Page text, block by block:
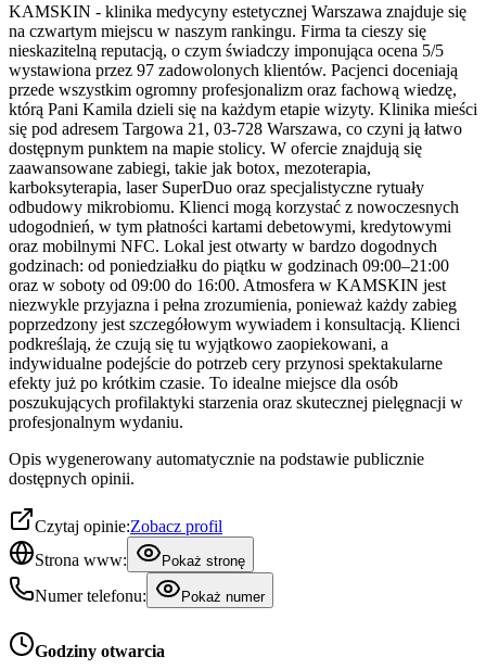
KAMSKIN - klinika medycyny estetycznej Warszawa znajduje się
na czwartym miejscu w naszym rankingu. Firma ta cieszy się
nieskazitelną reputacją, o czym świadczy imponująca ocena 5/5
wystawiona przez 97 zadowolonych klientów. Pacjenci doceniają
przede wszystkim ogromny profesjonalizm oraz fachową wiedzę,
którą Pani Kamila dzieli się na każdym etapie wizyty. Klinika mieści
się pod adresem Targowa 21, 03-728 Warszawa, co czyni ją łatwo
dostępnym punktem na mapie stolicy. W ofercie znajdują się
zaawansowane zabiegi, takie jak botox, mezoterapia,
karboksyterapia, laser SuperDuo oraz specjalistyczne rytuały
odbudowy mikrobiomu. Klienci mogą korzystać z nowoczesnych
udogodnień, w tym płatności kartami debetowymi, kredytowymi
oraz mobilnymi NFC. Lokal jest otwarty w bardzo dogodnych
godzinach: od poniedziałku do piątku w godzinach 09:00–21:00
oraz w soboty od 09:00 do 16:00. Atmosfera w KAMSKIN jest
niezwykle przyjazna i pełna zrozumienia, ponieważ każdy zabieg
poprzedzony jest szczegółowym wywiadem i konsultacją. Klienci
podkreślają, że czują się tu wyjątkowo zaopiekowani, a
indywidualne podejście do potrzeb cery przynosi spektakularne
efekty już po krótkim czasie. To idealne miejsce dla osób
poszukujących profilaktyki starzenia oraz skutecznej pielęgnacji w
profesjonalnym wydaniu.
Opis wygenerowany automatycznie na podstawie publicznie
dostępnych opinii.
Czytaj opinie:Zobacz profil
Strona www:
Pokaż stronę
Numer telefonu: Pokaż numer
Godziny otwarcia